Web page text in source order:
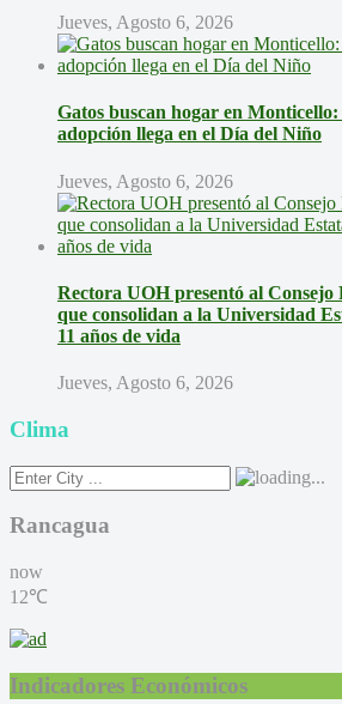
Jueves, Agosto 6, 2026
Gatos buscan hogar en
adopción llega en el Día del Niño
Jueves, Agosto 6, 2026
Rectora UOH presentó al Consejo
que consolidan a la Universidad
11 años de vida
Jueves, Agosto 6, 2026
Clima
Rancagua
now
12℃
Indicadores Económicos